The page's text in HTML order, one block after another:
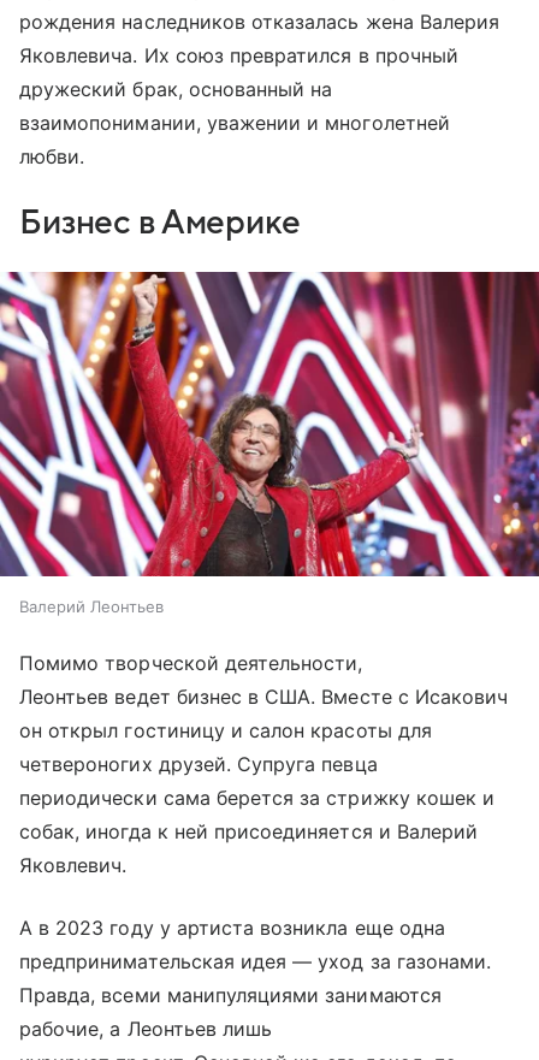
рождения наследников отказалась жена Валерия
Яковлевича. Их союз превратился в прочный
дружеский брак, основанный на
взаимопонимании, уважении и многолетней
любви.
Бизнес в Америке
Валерий Леонтьев
Помимо творческой деятельности,
Леонтьев ведет бизнес в США. Вместе с Исакович
он открыл гостиницу и салон красоты для
четвероногих друзей. Супруга певца
периодически сама берется за стрижку кошек и
собак, иногда к ней присоединяется и Валерий
Яковлевич.
А в 2023 году у артиста возникла еще одна
предпринимательская идея — уход за газонами.
Правда, всеми манипуляциями занимаются
рабочие, а Леонтьев лишь